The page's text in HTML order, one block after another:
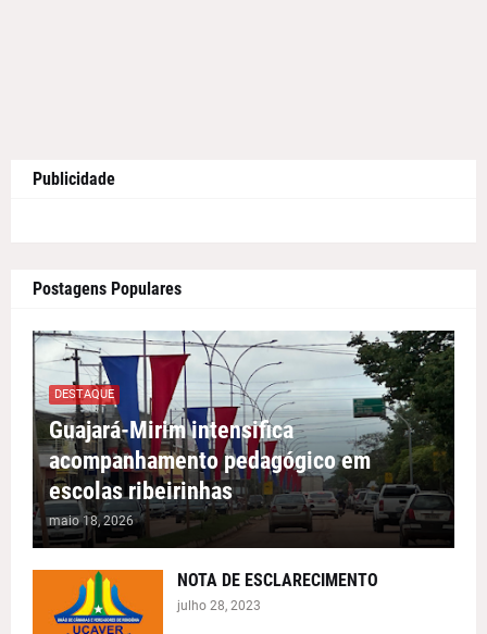
Publicidade
Postagens Populares
DESTAQUE
Guajará-Mirim intensifica
acompanhamento pedagógico em
escolas ribeirinhas
maio 18, 2026
NOTA DE ESCLARECIMENTO
julho 28, 2023